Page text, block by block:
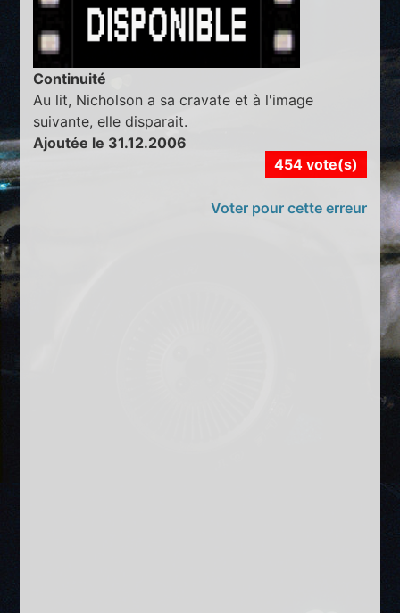
Continuité
Au lit, Nicholson a sa cravate et à l'image
suivante, elle disparait.
Ajoutée le 31.12.2006
454 vote(s)
Voter pour cette erreur